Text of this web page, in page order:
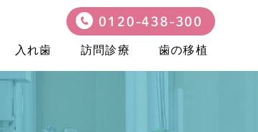
0120-438-300
入れ歯 訪問診療 歯の移植